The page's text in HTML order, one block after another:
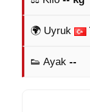
🌍 Uyruk
👟 Ayak --